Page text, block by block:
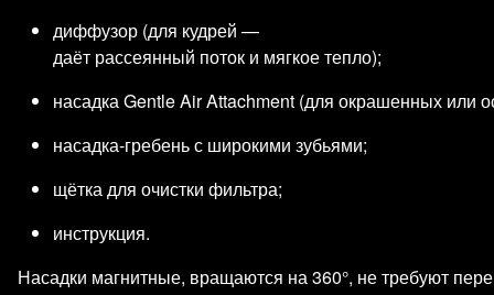
диффузор (для кудрей —
даёт рассеянный поток и мягкое тепло);
насадка Gentle Air Attachment (для окрашенных или
насадка‑гребень с широкими зубьями;
щётка для очистки фильтра;
инструкция.
Насадки магнитные, вращаются на 360°, не требуют